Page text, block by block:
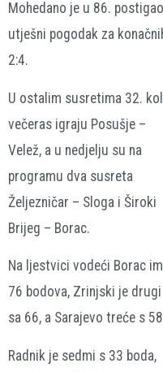
Mohedano je u 86. postigao
utješni pogodak za
2:4.
U ostalim susretima 32.
večeras igraju Posušje –
Velež, a u nedjelju su na
programu dva susreta
Željezničar – Sloga i Široki
Brijeg – Borac.
Na ljestvici vodeći Borac
76 bodova, Zrinjski je drugi
sa 66, a Sarajevo treće s
Radnik je sedmi s 33 boda,